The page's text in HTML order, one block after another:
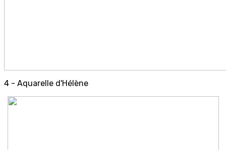
4 - Aquarelle d'Hélène